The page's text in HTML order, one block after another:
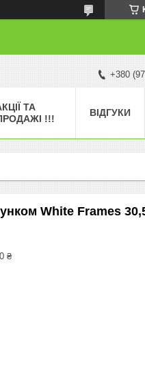
+380
ТА
!!!
ВІДГУКИ
White Frames
₴